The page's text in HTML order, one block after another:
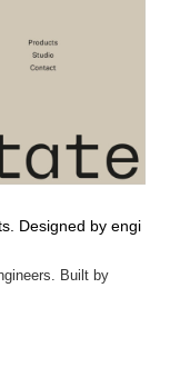
Designed by engi
Built by